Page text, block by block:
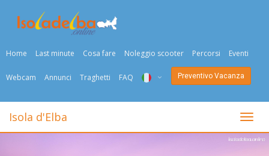
Home Last minute Cosa fare Noleggio scooter Percorsi Eventi
Webcam Annunci Traghetti FAQ
ENG
Preventivo Vacanza
Togli
Isola d'Elba